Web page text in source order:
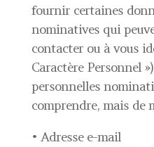
fournir certaines
nominatives qui
contacter ou à vous
Caractère Personnel
personnelles
comprendre, mais de
• Adresse e-mail